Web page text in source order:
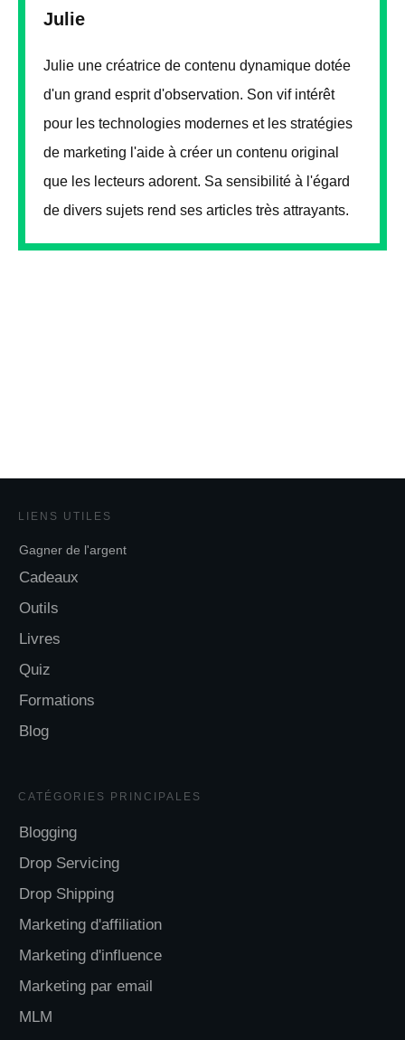
Julie
Julie une créatrice de contenu dynamique dotée
d'un grand esprit d'observation. Son vif intérêt
pour les technologies modernes et les stratégies
de marketing l'aide à créer un contenu original
que les lecteurs adorent. Sa sensibilité à l'égard
de divers sujets rend ses articles très attrayants.
LIENS UTILES
Gagner de l'argent
Cadeaux
Outils
Livres
Quiz
Formations
Blog
CATÉGORIES PRINCIPALES
Blogging
Drop Servicing
Drop Shipping
Marketing d'affiliation
Marketing d'influence
Marketing par email
MLM